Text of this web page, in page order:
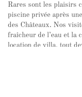
Rares sont les plaisirs
piscine privée après
des Châteaux. Nos
fraîcheur de l’eau et la
location de villa, tout